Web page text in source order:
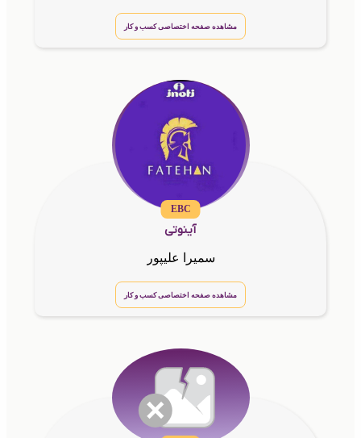
مشاهده صفحه اختصاصی کسب و کار
EBC
آینوتی
سمیرا علیپور
مشاهده صفحه اختصاصی کسب و کار